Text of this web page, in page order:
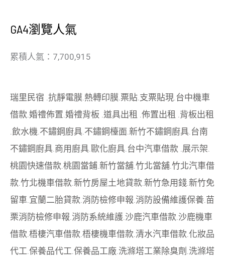
GA4瀏覽人氣
累積人氣：7,700,915
瑞里民宿 .抗靜電膜.熱轉印膜.票貼.支票貼現.台中機車
借款.婚禮佈置.婚禮背板 .道具出租 .佈置出租 .背板出租
.飲水機.不鏽鋼廚具.不鏽鋼檯面.新竹不鏽鋼廚具.台南
不鏽鋼廚具.商用廚具.歐化廚具.台中汽車借款 .展示架.
桃園快速借款.桃園當鋪.新竹當舖.竹北當舖.竹北汽車借
款.竹北機車借款.新竹房屋土地貸款.新竹急用錢.新竹免
留車.宜蘭二胎貸款.消防檢修申報.消防設備維護保養.苗
栗消防檢修申報.消防系統維護.沙鹿汽車借款.沙鹿機車
借款.梧棲汽車借款.梧棲機車借款.清水汽車借款.化妝品
代工.保養品代工.保養品工廠.洗滌塔工業除臭劑 .洗滌塔